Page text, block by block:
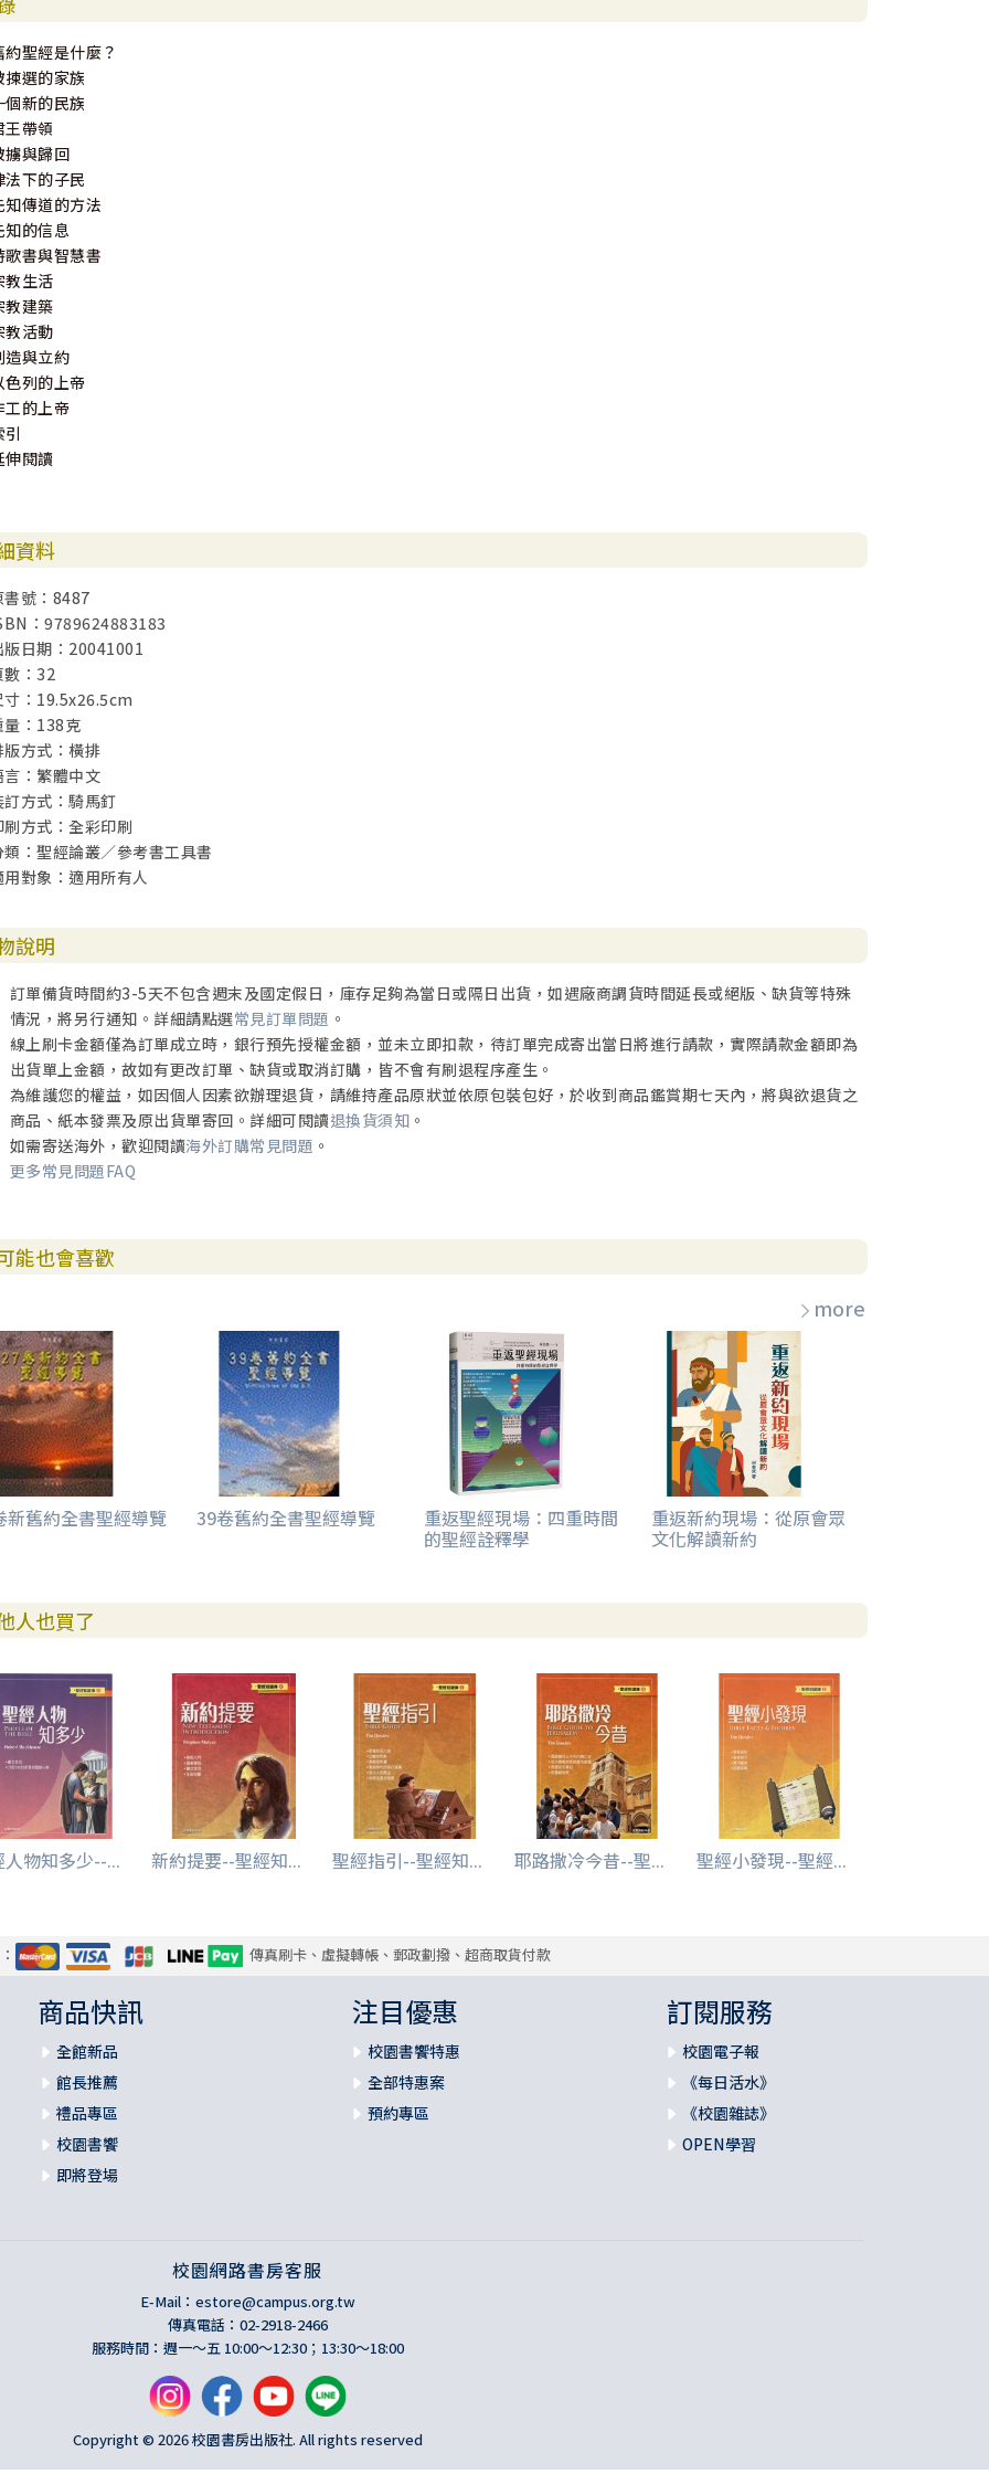
約聖經是什麼？
揀選的家族
個新的民族
王帶領
擄與歸回
法下的子民
知傳道的方法
知的信息
歌書與智慧書
教生活
教建築
教活動
造與立約
色列的上帝
工的上帝
引
伸閱讀
資料
書號：8487
：9789624883183
版日期：20041001
數：32
寸：19.5x26.5cm
量：138克
版方式：橫排
言：繁體中文
訂方式：騎馬釘
刷方式：全彩印刷
類：聖經論叢／參考書工具書
用對象：適用所有人
說明
訂單備貨時間約3-5天不包含週末及國定假日，庫存足夠為當日或隔日出貨，如遇廠商調貨時間延長或絕版、缺貨等特殊
情況，將另行通知。詳細請點選常見訂單問題 。
線上刷卡金額僅為訂單成立時，銀行預先授權金額，並未立即扣款，待訂單完成寄出當日將進行請款，實際請款金額即為
出貨單上金額，故如有更改訂單、缺貨或取消訂購，皆不會有刷退程序產生。
為維護您的權益，如因個人因素欲辦理退貨，請維持產品原狀並依原包裝包好，於收到商品鑑賞期七天內，將與欲退貨之
商品、紙本發票及原出貨單寄回。詳細可閱讀退換貨須知 。
如需寄送海外，歡迎閱讀海外訂購常見問題 。
更多常見問題FAQ
能也會喜歡
more
新舊約全書聖經導覽 39卷舊約全書聖經導覽 重返聖經現場：四重時間
的聖經詮釋學
重返新約現場：從原會眾
文化解讀新約
人也買了
人物知多少--... 新約提要--聖經知... 聖經指引--聖經知... 耶路撒冷今昔--聖... 聖經小發現--聖經...
傳真刷卡、虛擬轉帳、郵政劃撥、超商取貨付款
商品快訊
全館新品
館長推薦
禮品專區
校園書饗
即將登場
注目優惠
校園書饗特惠
全部特惠案
預約專區
訂閱服務
校園電子報
《每日活水》
《校園雜誌》
OPEN學習
校園網路書房客服
E-Mail： estore@campus.org.tw
傳真電話：02-2918-2466
服務時間：週一～五 10:00～12:30；13:30～18:00
Copyright © 2026 校園書房出版社. All rights reserved